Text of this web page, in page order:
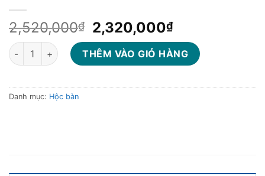
2,520,000₫
Giá
gốc
là:
2,520,000₫.
2,320,000₫Giá
hiện
tại
là:
2,320,000₫.
Tủ phụ di động Hòa Phát TP05 số lượng
THÊM VÀO GIỎ HÀNG
Danh mục: Hộc bàn